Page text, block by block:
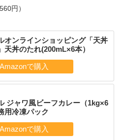
円）
オンラインショッピング「天丼
天丼のたれ(200mL×6本）
ジャワ風ビーフカレー（1kg×6
用冷凍パック